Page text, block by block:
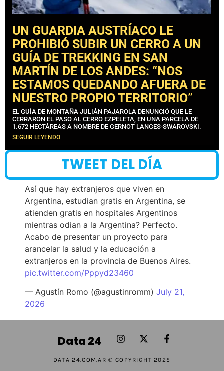
UN GUARDIA AUSTRÍACO LE
PROHIBIÓ SUBIR UN CERRO A UN
GUÍA DE TREKKING EN SAN
MARTÍN DE LOS ANDES: “NOS
ESTAMOS QUEDANDO AFUERA DE
NUESTRO PROPIO TERRITORIO”
EL GUÍA DE MONTAÑA JULIÁN PAJAROLA DENUNCIÓ QUE LE
CERRARON EL PASO AL CERRO EZPELETA, EN UNA PARCELA DE
1.672 HECTÁREAS A NOMBRE DE GERNOT LANGES-SWAROVSKI.
SEGUIR LEYENDO
TWEET DEL DÍA
Así que hay extranjeros que viven en
Argentina, estudian gratis en Argentina, se
atienden gratis en hospitales Argentinos
mientras odian a la Argentina? Perfecto.
Acabo de presentar un proyecto para
arancelar la salud y la educación a
extranjeros en la provincia de Buenos Aires.
pic.twitter.com/Pppyd23460
— Agustín Romo (@agustinromm) July 21,
2026
Data 24
DATA 24.COM.AR © COPYRIGHT 2025